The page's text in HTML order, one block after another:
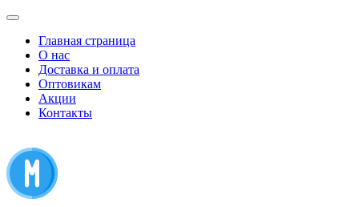
Главная страница
О нас
Доставка и оплата
Оптовикам
Акции
Контакты